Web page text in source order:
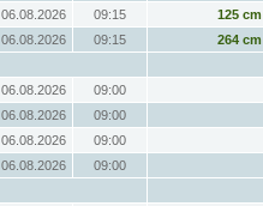
06.08.2026 09:15 125 cm
06.08.2026 09:15 264 cm
06.08.2026 09:00
06.08.2026 09:00
06.08.2026 09:00
06.08.2026 09:00